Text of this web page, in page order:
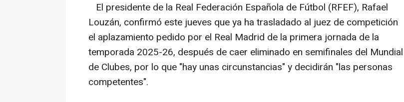
El presidente de la Real Federación Española de Fútbol (RFEF), Rafael
Louzán, confirmó este jueves que ya ha trasladado al juez de competición
el aplazamiento pedido por el Real Madrid de la primera jornada de la
temporada 2025-26, después de caer eliminado en semifinales del Mundial
de Clubes, por lo que "hay unas circunstancias" y decidirán "las personas
competentes".